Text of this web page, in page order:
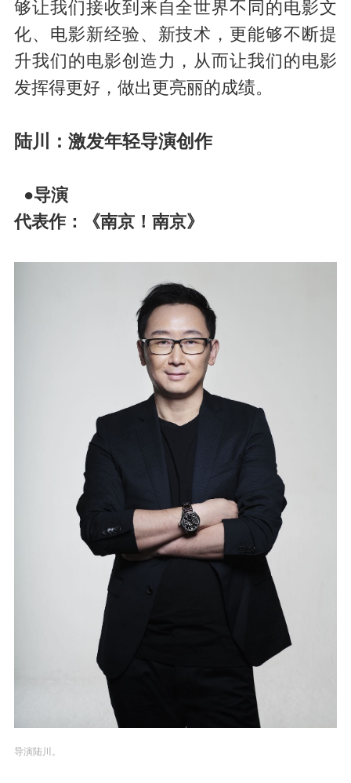
够让我们接收到来自全世界不同的电影文
化、电影新经验、新技术，更能够不断提
升我们的电影创造力，从而让我们的电影
发挥得更好，做出更亮丽的成绩。
陆川：激发年轻导演创作
●导演
代表作：《南京！南京》
导演陆川。